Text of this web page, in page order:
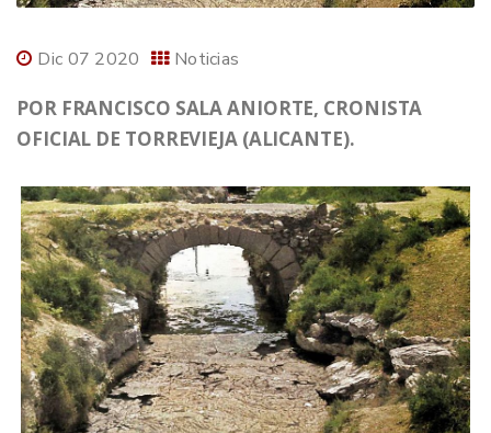
Dic 07 2020 Noticias
POR FRANCISCO SALA ANIORTE, CRONISTA
OFICIAL DE TORREVIEJA (ALICANTE).